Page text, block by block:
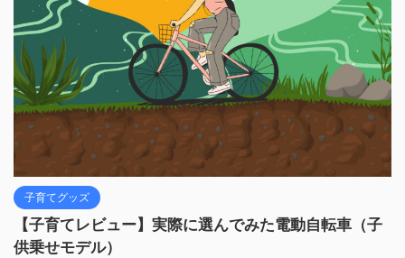
子育てグッズ
【子育てレビュー】実際に選んでみた電動自転車（子
供乗せモデル）